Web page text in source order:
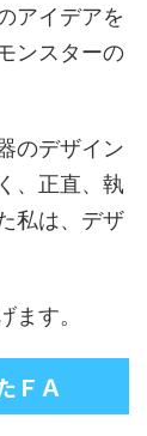
アイデアを
ンスターの
のデザイン
、正直、執
私は、デザ
ます。
ＦＡ